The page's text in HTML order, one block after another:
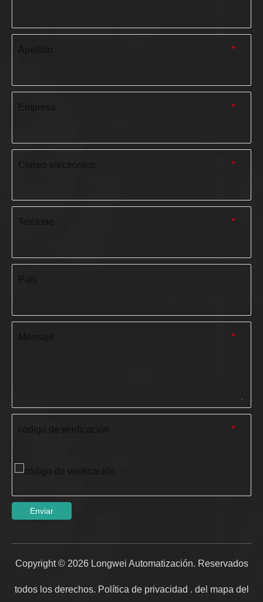
*
*
Empresa
*
Correo electrónico
*
Teléfono
*
*
código de verificación
Enviar
Copyright © 2026Longwei Automatización. Reservados
todos los derechos. Política de privacidad . del mapa del